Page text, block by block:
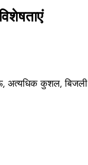
अत्यधिक कुशल,